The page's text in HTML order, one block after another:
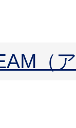
（